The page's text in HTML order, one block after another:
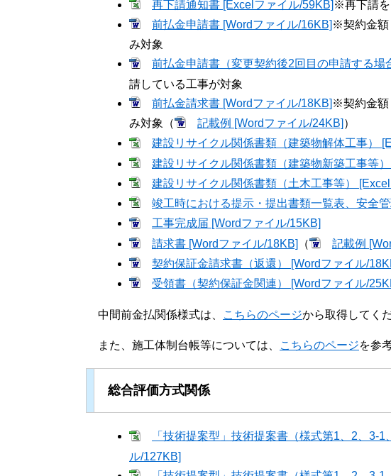
再下請通知書 [Excelファイル/59KB] ※再下請
前払金申請書 [Wordファイル/16KB] ※契約金額
み対象
前払金申請書（変更契約後2回目の申請する場
請している工事が対象
前払金請求書 [Wordファイル/18KB] ※契約金額
み対象（
記載例 [Wordファイル/24KB] ）
建設リサイクル関係書類（建築物解体工事）
建設リサイクル関係書類（建築物新築工事等
建設リサイクル関係書類（土木工事等）
竣工時における提示・提出書類一覧表、安全
工事完成届 [Wordファイル/15KB]
請求書 [Wordファイル/18KB]
（ 記載例
契約保証金請求書（返還） [Wordファイル/
受領書（契約保証金関連） [Wordファイル/
中間前金払関係様式は、 こちらのページから取得してく
また、施工体制台帳等については、 こちらのページを参
総合評価方式関係
「技術提案型」技術提案書（様式第1、2、3-
ル/127KB]